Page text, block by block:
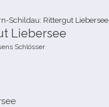
​Schildau: Rittergut Liebersee
Liebersee
Schlösser